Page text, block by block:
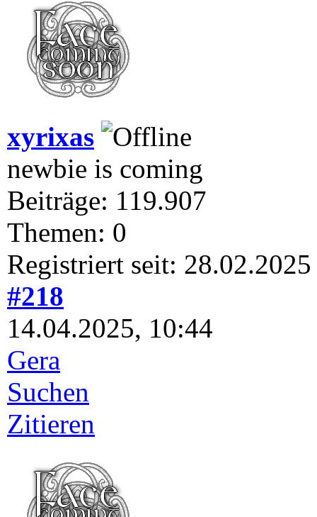
xyrixas
newbie is coming
Beiträge: 119.907
Themen: 0
Registriert seit: 28.02.2025
#218
14.04.2025, 10:44
Gera
Suchen
Zitieren